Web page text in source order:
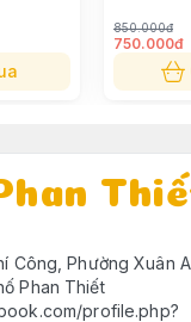
850.000đ
750.000đ
Công, Phường Xuân
Phan Thiết
profile.php?